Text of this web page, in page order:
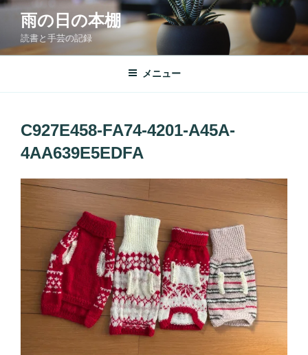
コ
ン
へ
雨の日の本棚
読書と手芸の記録
メニュー
C927E458-FA74-4201-A45A-
4AA639E5EDFA